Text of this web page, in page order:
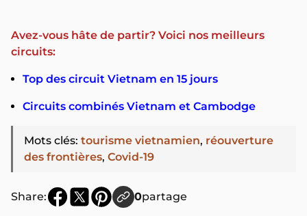
Avez-vous hâte de partir? Voici nos meilleurs
circuits:
Top des circuit Vietnam en 15 jours
Circuits combinés Vietnam et Cambodge
Mots clés: tourisme vietnamien, réouverture
des frontières, Covid-19
Share: 0partage